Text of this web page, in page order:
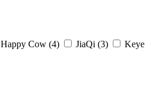
Happy Cow (4) JiaQi (3)
Keye